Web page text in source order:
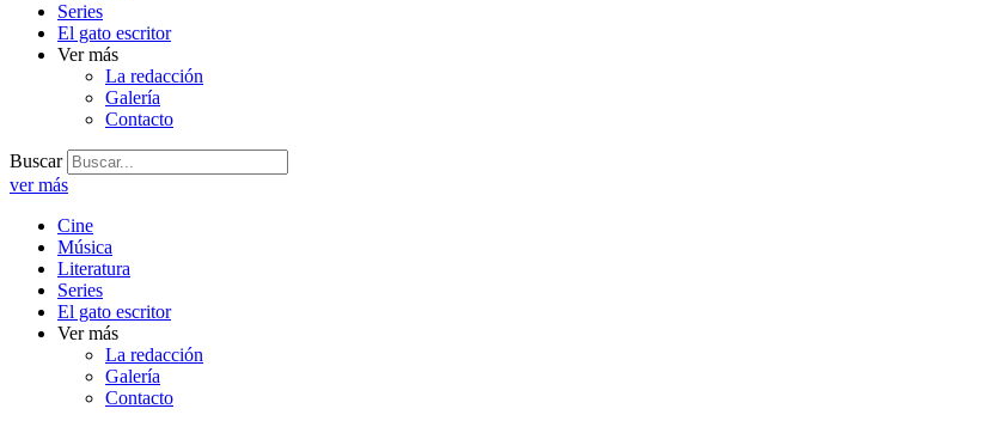
Series
El gato escritor
Ver más
La redacción
Galería
Contacto
Buscar
ver más
Cine
Música
Literatura
Series
El gato escritor
Ver más
La redacción
Galería
Contacto